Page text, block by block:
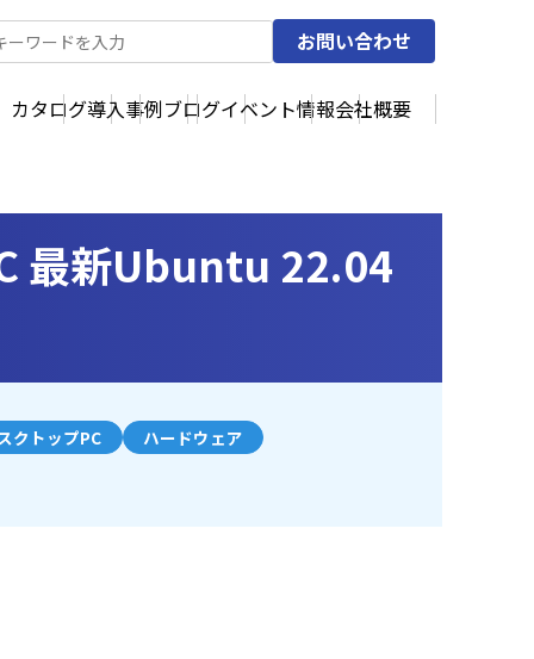
お問い合わせ
カタログ導入事例ブログイベント情報会社概要
最新Ubuntu 22.04
クトップPC ハードウェア